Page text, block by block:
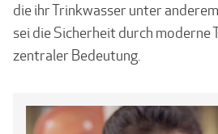
die ihr Trinkwasser unter
sei die Sicherheit durch moderne
zentraler Bedeutung.